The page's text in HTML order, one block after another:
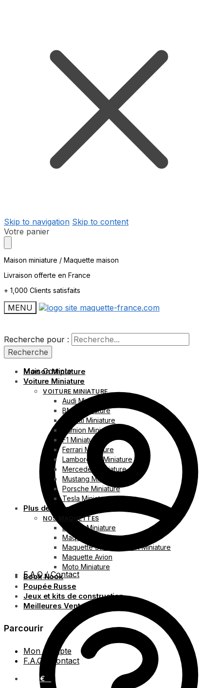
Skip to navigation Skip to content
Votre panier
Maison miniature / Maquette maison
Livraison offerte en France
+ 1,000 Clients satisfaits
MENU
Recherche pour :
Recherche
Mon Compte
F.A.Q / Contact
Recherche pour :
Recherche
Maison Miniature
Voiture Miniature
VOITURE MINIATURE
Audi Miniature
BMW Miniature
Bugatti Miniature
Camion Miniature
F1 Miniature
Ferrari Miniature
Lamborghini Miniature
Mercedes Miniature
Mustang Miniature
Porsche Miniature
Tesla Miniature
Plus de maquettes
NOS MAQUETTES
Bateau Miniature
Maquette Monument
Maquette Stade de foot Miniature
Maquette Avion
Moto Miniature
Book Nook
Poupée Russe
Jeux et kits de construction
Meilleures Ventes
Parcourir
Mon Compte
F.A.Q / Contact
0.00€